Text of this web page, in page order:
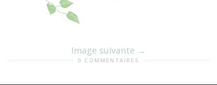
Image suivante
0 COMMENTAIRES